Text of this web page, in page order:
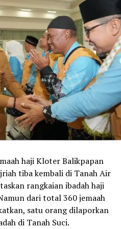
haji Kloter Balikpapan
tiba kembali di Tanah Air
rangkaian ibadah haji
dari total 360 jemaah
satu orang dilaporkan
di Tanah Suci.